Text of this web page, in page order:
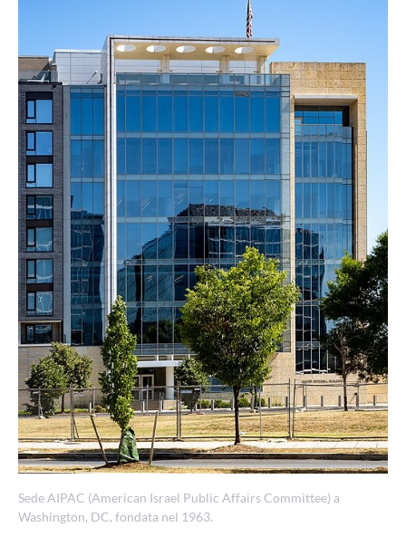
Sede AIPAC (American Israel Public Affairs Committee) a
Washington, DC, fondata nel 1963.